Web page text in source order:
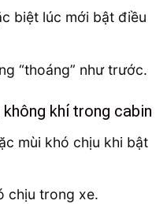
biệt lúc mới bật điều
“thoáng” như trước.
khí trong cabin
mùi khó chịu khi bật
chịu trong xe.